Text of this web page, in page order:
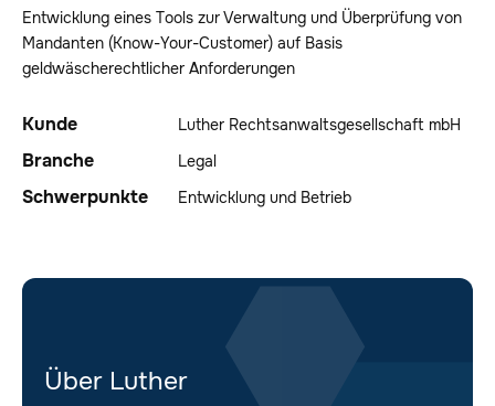
Entwicklung eines Tools zur Verwaltung und Überprüfung von
Mandanten (Know-Your-Customer) auf Basis
geldwäscherechtlicher Anforderungen
Kunde Luther Rechtsanwaltsgesellschaft mbH
Branche Legal
Schwerpunkte Entwicklung und Betrieb
Über Luther